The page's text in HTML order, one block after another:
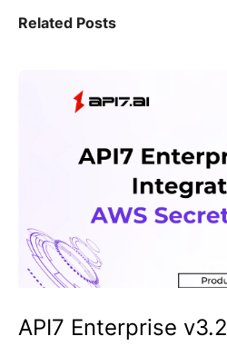
Related Posts
API7 Enterprise